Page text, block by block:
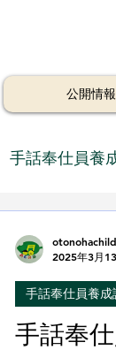
公開情報
手話奉仕員養
手話奉
手話奉仕員養成
otonohachild
2025年3月